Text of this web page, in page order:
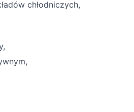
chłodniczych,